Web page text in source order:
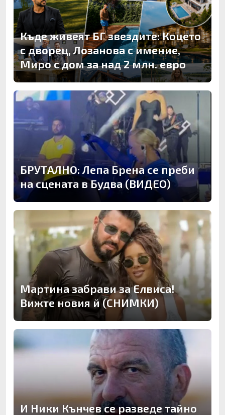
Къде живеят БГ звездите: Коцето
с дворец, Лозанова с имение,
Миро с дом за над 2 млн. евро
БРУТАЛНО: Лепа Брена се преби
на сцената в Будва (ВИДЕО)
Мартина забрави за Елвиса!
Вижте новия й (СНИМКИ)
И Ники Кънчев се разведе тайно